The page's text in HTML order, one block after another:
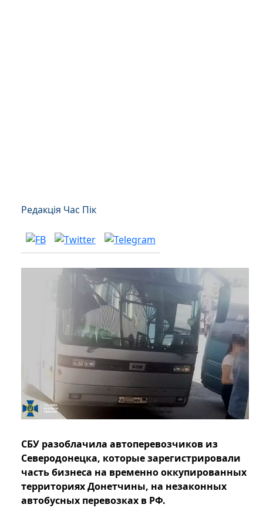
Редакція Час Пік
СБУ разоблачила автоперевозчиков из
Северодонецка, которые зарегистрировали
часть бизнеса на временно оккупированных
территориях Донетчины, на незаконных
автобусных перевозках в РФ.